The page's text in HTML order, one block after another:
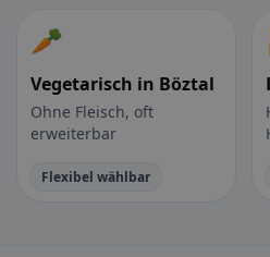
🥕
Vegetarisch in Böztal
Ohne Fleisch, oft
erweiterbar
Flexibel wählbar